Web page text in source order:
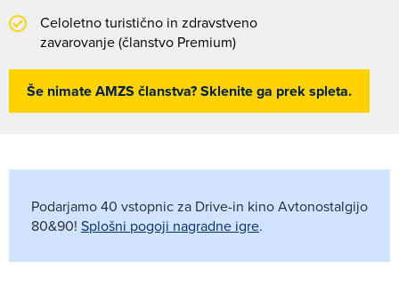
Celoletno turistično in zdravstveno
zavarovanje (članstvo Premium)
Še nimate AMZS članstva? Sklenite ga prek spleta.
Podarjamo 40 vstopnic za Drive-in kino Avtonostalgijo
80&90! Splošni pogoji nagradne igre.